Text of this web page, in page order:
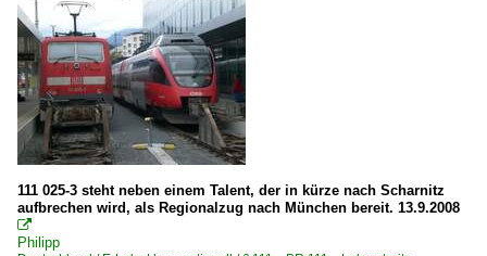
111 025-3 steht neben einem Talent, der in kürze nach Scharnitz
aufbrechen wird, als Regionalzug nach München bereit. 13.9.2008

Philipp